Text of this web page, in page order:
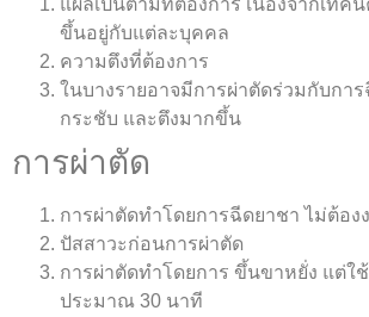
แผลเป็นตามที่ต้องการ เนื่องจากเทค
ขึ้นอยู่กับแต่ละบุคคล
ความตึงที่ต้องการ
ในบางรายอาจมีการผ่าตัดร่วมกับกา
กระชับ และตึงมากขึ้น
การผ่าตัด
การผ่าตัดทำโดยการฉีดยาชา ไม่ต้อง
ปัสสาวะก่อนการผ่าตัด
การผ่าตัดทำโดยการ ขึ้นขาหยั่ง แต่ใ
ประมาณ 30 นาที